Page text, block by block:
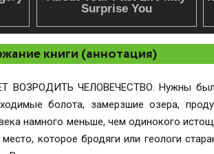
книги (аннотация)
ЧЕЛОВЕЧЕСТВО. Нужны
болота, замерзшие озера,
намного меньше, чем одинокого
которое бродяги или геологи